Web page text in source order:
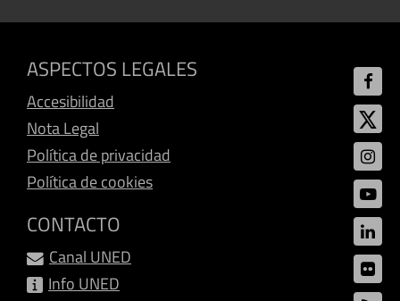
ASPECTOS LEGALES
Accesibilidad
Nota Legal
Política de privacidad
Política de cookies
CONTACTO
Canal UNED
Info UNED